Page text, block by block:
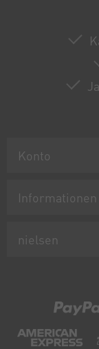
Konto
Informationen
nielsen